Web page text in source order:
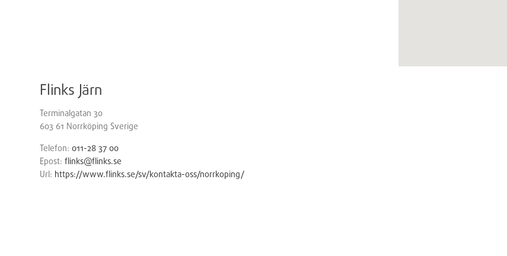
Flinks Järn
Terminalgatan 30
603 61 Norrköping Sverige
Telefon: 011-28 37 00
Epost: flinks@flinks.se
Url: https://www.flinks.se/sv/kontakta-oss/norrkoping/